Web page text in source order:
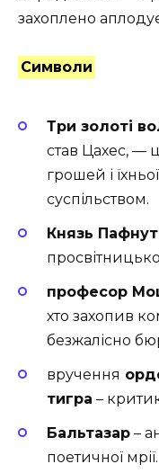
захоплено
Символи
Три золоті
став Цахес, —
грошей і
суспільством.
Князь
професор
хто захопив
безжалісно
вручення
тигра –
Бальтазар –
поетичної мрії.